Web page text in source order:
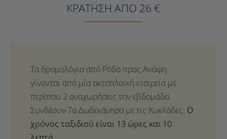
ΚΡΆΤΗΣΗ ΑΠΌ 26 €
Ο
χρόνος ταξιδιού είναι 13 ώρες και 10